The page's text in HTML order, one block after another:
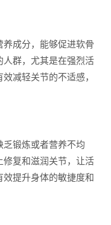
成分，能够促进软骨
群，尤其是在强烈活
减轻关节的不适感，
锻炼或者营养不均
复和滋润关节，让活
提升身体的敏捷度和